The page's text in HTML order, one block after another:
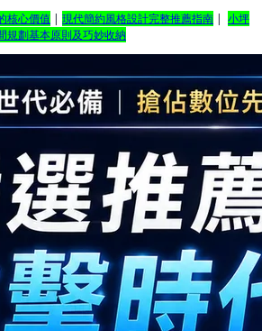
核心價值 | 現代簡約風格設計完整推薦指南 | 小坪
規劃基本原則及巧妙收納